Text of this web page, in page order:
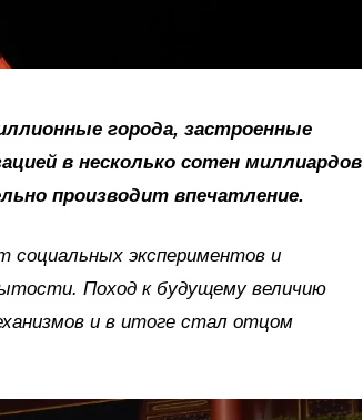
города, застроенные
в несколько сотен миллиардов
производит впечатление.
социальных экспериментов и
Поход к будущему величию
и в итоге стал отцом